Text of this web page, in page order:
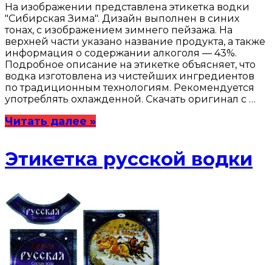
На изображении представлена этикетка водки
"Сибирская Зима". Дизайн выполнен в синих
тонах, с изображением зимнего пейзажа. На
верхней части указано название продукта, а также
информация о содержании алкоголя — 43%.
Подробное описание на этикетке объясняет, что
водка изготовлена из чистейших ингредиентов
по традиционным технологиям. Рекомендуется
употреблять охлажденной. Скачать оригинал с …
Читать далее »
Этикетка русской водки